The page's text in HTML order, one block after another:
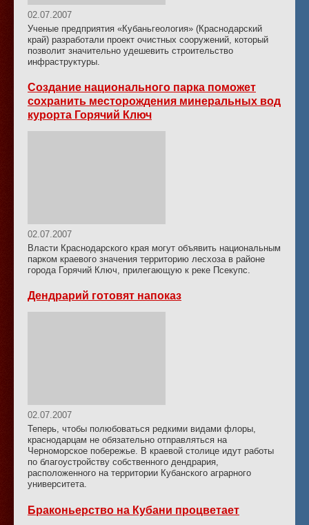
02.07.2007
Ученые предприятия «Кубаньгеология» (Краснодарский
край) разработали проект очистных сооружений, который
позволит значительно удешевить строительство
инфраструктуры.
Создание национального парка поможет
сохранить месторождения минеральных вод
курорта Горячий Ключ
02.07.2007
Власти Краснодарского края могут объявить национальным
парком краевого значения территорию лесхоза в районе
города Горячий Ключ, прилегающую к реке Псекупс.
Дендрарий готовят напоказ
02.07.2007
Теперь, чтобы полюбоваться редкими видами флоры,
краснодарцам не обязательно отправляться на
Черноморское побережье. В краевой столице идут работы
по благоустройству собственного дендрария,
расположенного на территории Кубанского аграрного
университета.
Браконьерство на Кубани процветает